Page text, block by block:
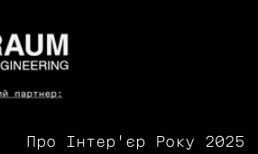
Про Інтер'єр Року 2025